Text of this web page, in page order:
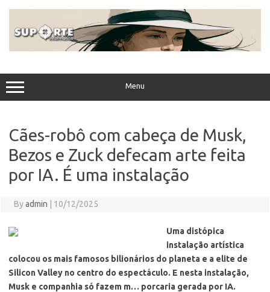
Menu
Cães-robô com cabeça de Musk,
Bezos e Zuck defecam arte feita
por IA. É uma instalação
Byadmin 10/12/2025
Uma distópica
instalação artística
colocou os mais famosos bilionários do planeta e a elite de
Silicon Valley no centro do espectáculo. E nesta instalação,
Musk e companhia só fazem m… porcaria gerada por IA.